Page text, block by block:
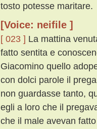
tosto potesse maritare.
[Voice: neifile ]
[ 023 ] La mattina
fatto sentita e
Giacomino quello
con dolci parole il
non guardasse tanto,
egli a loro che il
che il male avevan